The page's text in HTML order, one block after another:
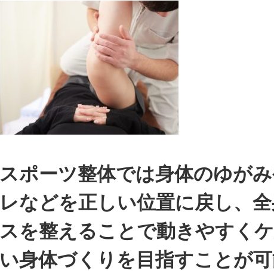
スポーツ整体では身体のゆが
レなどを正しい位置に戻し、
スを整えることで動きやすく
い身体づくりを目指すことが可